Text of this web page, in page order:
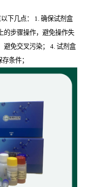
下几点： 1. 确保试剂盒
的步骤操作，避免操作失
避免交叉污染； 4. 试剂盒
条件；